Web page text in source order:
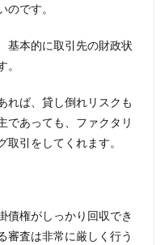
です。
基本的に取引先の財政状
れば、貸し倒れリスクも
であっても、ファクタリ
引をしてくれます。
債権がしっかり回収でき
審査は非常に厳しく行う